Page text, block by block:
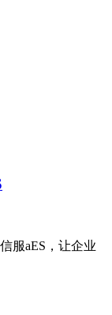
服aES，让企业